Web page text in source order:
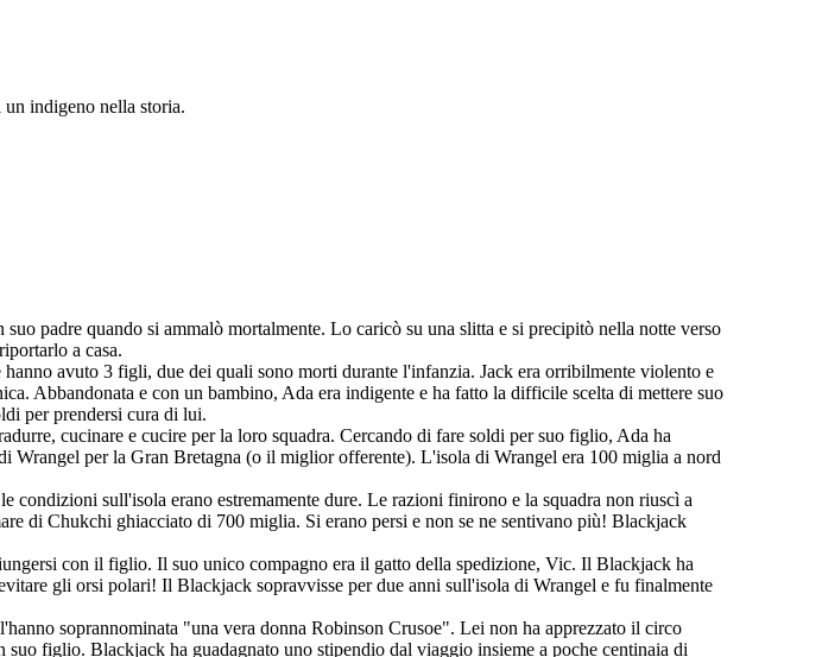
indigeno nella storia.
padre quando si ammalò mortalmente. Lo caricò su una slitta e si precipitò nella notte verso
a casa.
avuto 3 figli, due dei quali sono morti durante l'infanzia. Jack era orribilmente violento e
Abbandonata e con un bambino, Ada era indigente e ha fatto la difficile scelta di mettere suo
per prendersi cura di lui.
cucinare e cucire per la loro squadra. Cercando di fare soldi per suo figlio, Ada ha
Wrangel per la Gran Bretagna (o il miglior offerente). L'isola di Wrangel era 100 miglia a nord
condizioni sull'isola erano estremamente dure. Le razioni finirono e la squadra non riuscì a
di Chukchi ghiacciato di 700 miglia. Si erano persi e non se ne sentivano più! Blackjack
con il figlio. Il suo unico compagno era il gatto della spedizione, Vic. Il Blackjack ha
gli orsi polari! Il Blackjack sopravvisse per due anni sull'isola di Wrangel e fu finalmente
soprannominata "una vera donna Robinson Crusoe". Lei non ha apprezzato il circo
figlio. Blackjack ha guadagnato uno stipendio dal viaggio insieme a poche centinaia di